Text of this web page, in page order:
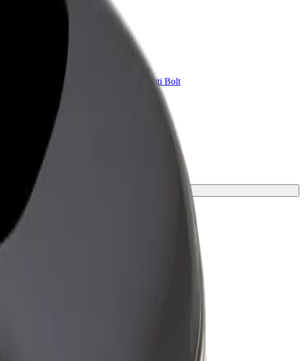
Bolt for Business
Tavam uzņēmumam pielāgoti Bolt
pakalpojumi